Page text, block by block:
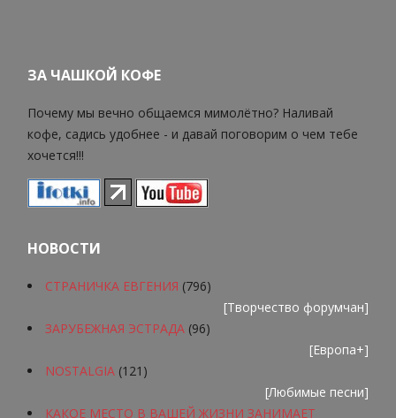
ЗА ЧАШКОЙ КОФЕ
Почему мы вечно общаемся мимолётно? Наливай
кофе, садись удобнее - и давай поговорим о чем тебе
хочется!!!
НОВОСТИ
СТРАНИЧКА ЕВГЕНИЯ (796)
[Творчество форумчан]
ЗАРУБЕЖНАЯ ЭСТРАДА (96)
[Европа+]
NOSTALGIA (121)
[Любимые песни]
КАКОЕ МЕСТО В ВАШЕЙ ЖИЗНИ ЗАНИМАЕТ